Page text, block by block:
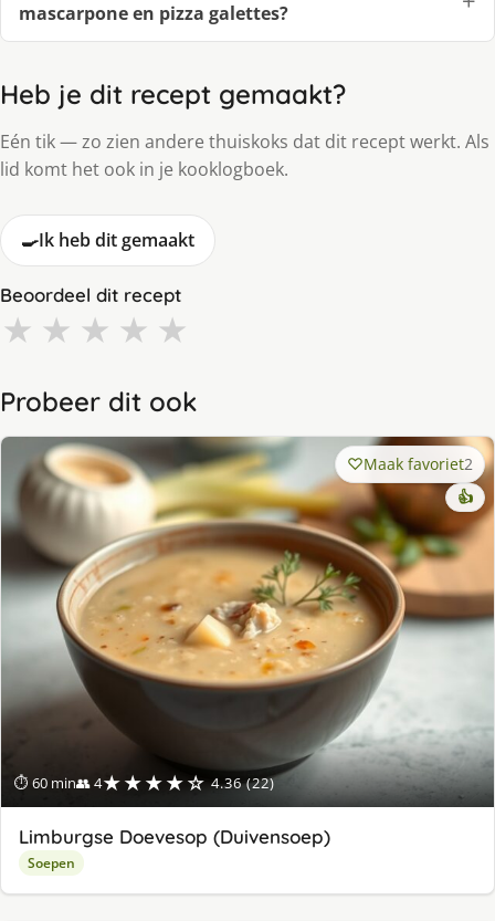
mascarpone en pizza galettes?
Heb je dit recept gemaakt?
Eén tik — zo zien andere thuiskoks dat dit recept werkt. Als
lid komt het ook in je kooklogboek.
🍳Ik heb dit gemaakt
Beoordeel dit recept
★ ★ ★ ★ ★
Probeer dit ook
⏱ 60 min👥 4★★★★☆ 4.36 (22)
Maak favoriet2
👍
Limburgse Doevesop (Duivensoep)
Soepen